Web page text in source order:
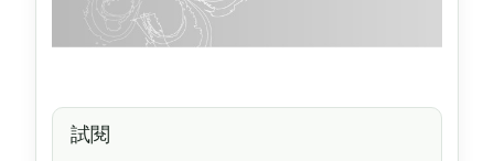
試閱